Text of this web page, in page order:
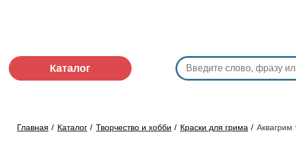
Каталог
Главная Каталог Творчество и хобби Краски для грима Аквагрим